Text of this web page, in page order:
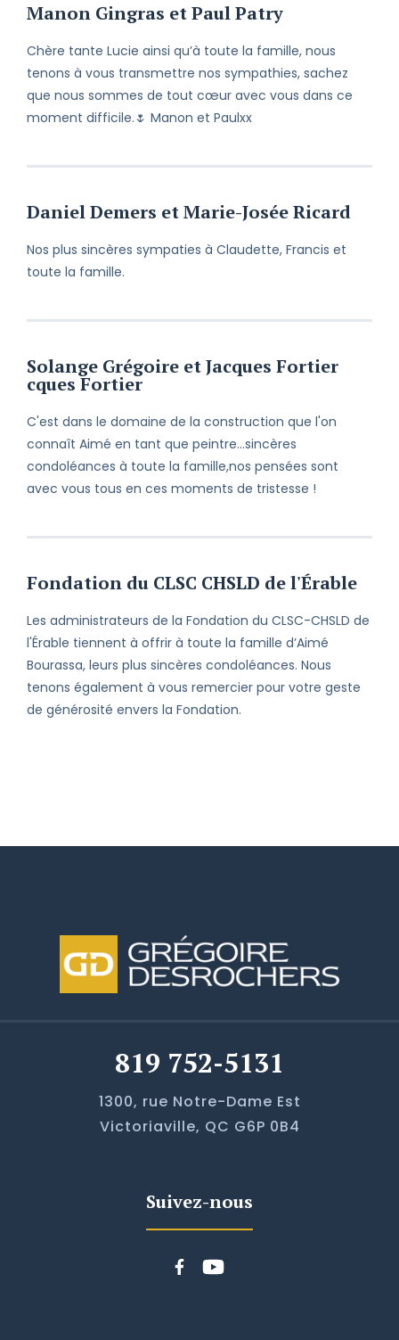
Manon Gingras et Paul Patry
Chère tante Lucie ainsi qu’à toute la famille, nous
tenons à vous transmettre nos sympathies, sachez
que nous sommes de tout cœur avec vous dans ce
moment difficile.🌷 Manon et Paulxx
Daniel Demers et Marie-Josée Ricard
Nos plus sincères sympaties à Claudette, Francis et
toute la famille.
Solange Grégoire et Jacques Fortier
cques Fortier
C'est dans le domaine de la construction que l'on
connaît Aimé en tant que peintre...sincères
condoléances à toute la famille,nos pensées sont
avec vous tous en ces moments de tristesse !
Fondation du CLSC CHSLD de l'Érable
Les administrateurs de la Fondation du CLSC-CHSLD de
l'Érable tiennent à offrir à toute la famille d’Aimé
Bourassa, leurs plus sincères condoléances. Nous
tenons également à vous remercier pour votre geste
de générosité envers la Fondation.
819 752-5131
1300, rue Notre-Dame Est
Victoriaville, QC G6P 0B4
Suivez-nous